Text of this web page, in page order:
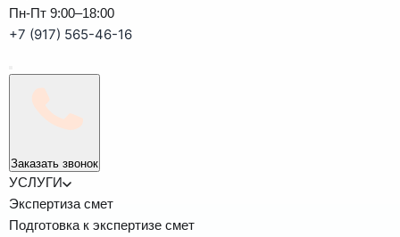
Пн-Пт 9:00–18:00
+7 (917) 565-46-16
Заказать звонок
УСЛУГИ
Экспертиза смет
Подготовка к экспертизе смет